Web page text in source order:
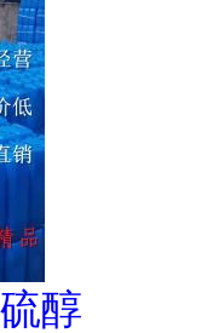
醇